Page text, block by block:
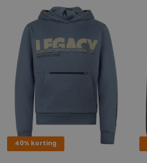
40% korting